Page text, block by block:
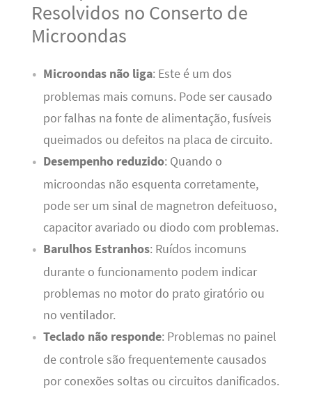
Resolvidos no Conserto de
Microondas
Microondas não liga: Este é um dos
problemas mais comuns. Pode ser causado
por falhas na fonte de alimentação, fusíveis
queimados ou defeitos na placa de circuito.
Desempenho reduzido: Quando o
microondas não esquenta corretamente,
pode ser um sinal de magnetron defeituoso,
capacitor avariado ou diodo com problemas.
Barulhos Estranhos: Ruídos incomuns
durante o funcionamento podem indicar
problemas no motor do prato giratório ou
no ventilador.
Teclado não responde: Problemas no painel
de controle são frequentemente causados
por conexões soltas ou circuitos danificados.